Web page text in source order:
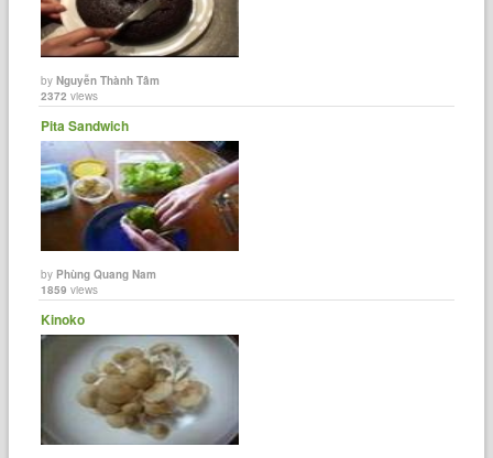
byNguyễn Thành Tâm
2372 views
Pita Sandwich
byPhùng Quang Nam
1859 views
Kinoko